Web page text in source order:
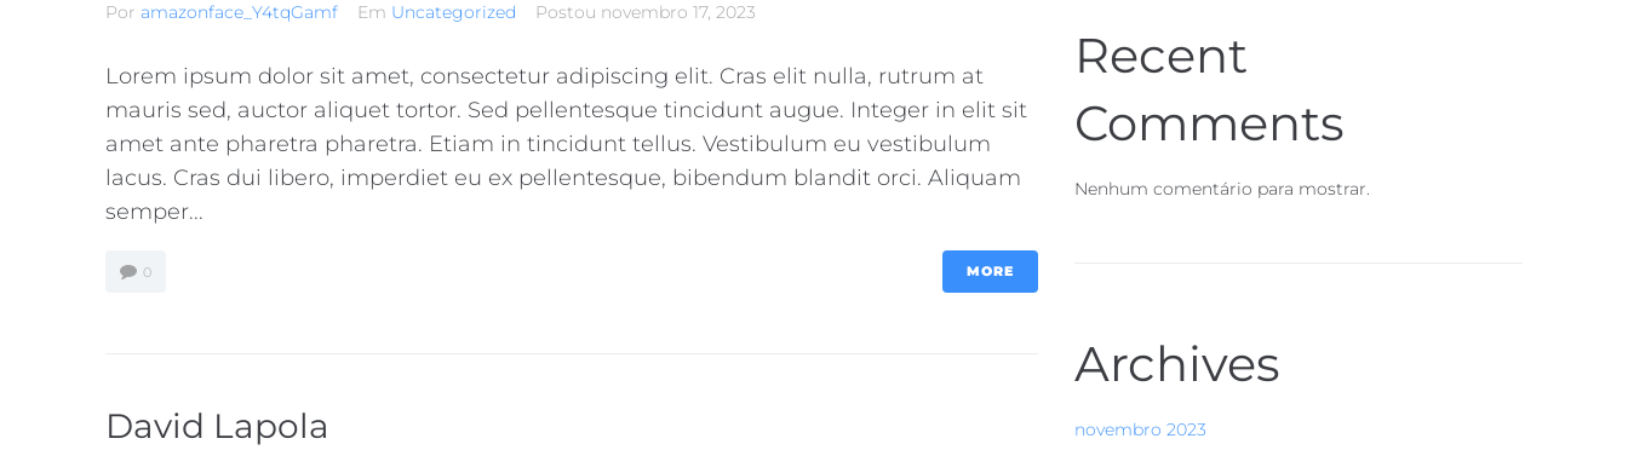
Por amazonface_Y4tqGamf Em Uncategorized Postou novembro 17, 2023
Lorem ipsum dolor sit amet, consectetur adipiscing elit. Cras elit nulla, rutrum at
mauris sed, auctor aliquet tortor. Sed pellentesque tincidunt augue. Integer in elit sit
amet ante pharetra pharetra. Etiam in tincidunt tellus. Vestibulum eu vestibulum
lacus. Cras dui libero, imperdiet eu ex pellentesque, bibendum blandit orci. Aliquam
semper...
0 MORE
David Lapola
Recent
Comments
Nenhum comentário para mostrar.
Archives
novembro 2023